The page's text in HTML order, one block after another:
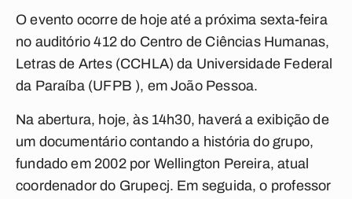
O evento ocorre de hoje até a próxima sexta-feira
no auditório 412 do Centro de Ciências Humanas,
Letras de Artes (CCHLA) da Universidade Federal
da Paraíba (UFPB ), em João Pessoa.
Na abertura, hoje, às 14h30, haverá a exibição de
um documentário contando a história do grupo,
fundado em 2002 por Wellington Pereira, atual
coordenador do Grupecj. Em seguida, o professor